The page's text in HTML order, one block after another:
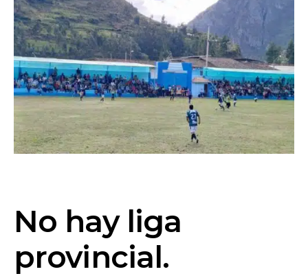
No hay liga
provincial.